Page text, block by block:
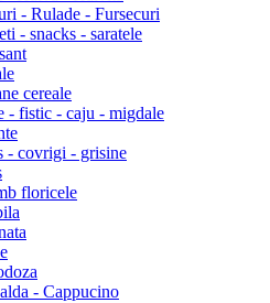
- Rulade - Fursecuri
- snacks - saratele
cereale
- fistic - caju - migdale
- covrigi - grisine
floricele
- Cappucino